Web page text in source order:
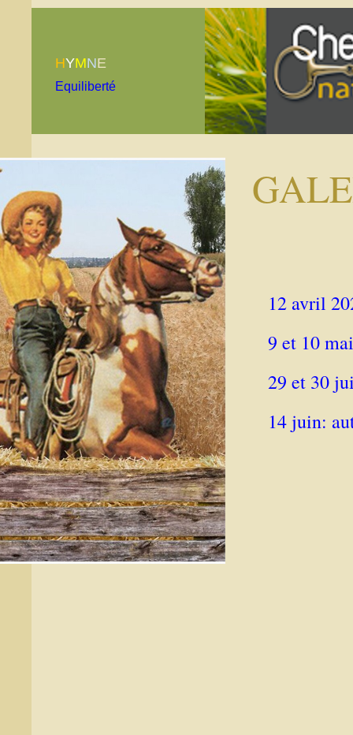
HYMNE
Equiliberté
12 avril
9 et 10
29 et 30
14 juin: